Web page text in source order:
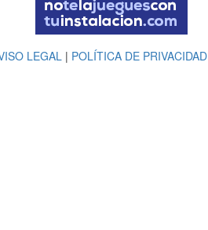
LEGAL | POLÍTICA DE PRIVACIDAD